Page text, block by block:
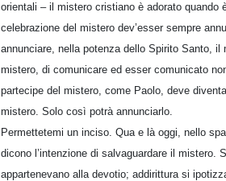
orientali – il mistero cristiano è adorato
celebrazione del mistero dev’esser sempre
annunciare, nella potenza dello Spirito Santo,
mistero, di comunicare ed esser comunicato
partecipe del mistero, come Paolo, deve
mistero. Solo così potrà annunciarlo.
Permettetemi un inciso. Qua e là oggi, nello
dicono l’intenzione di salvaguardare il mistero.
appartenevano alla devotio; addirittura si